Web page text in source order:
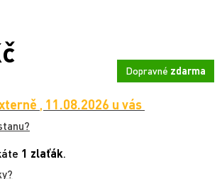
Dopravné zdarma
, 11.08.2026 u vás
1 zlaťák.